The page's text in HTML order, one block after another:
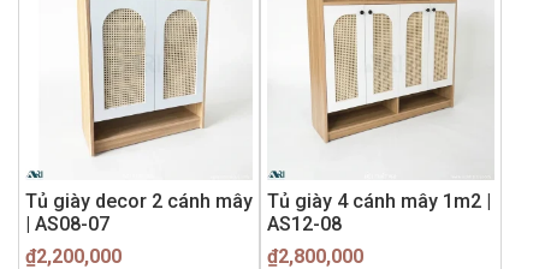
Tủ giày decor 2 cánh mây
| AS08-07
₫2,200,000
Tủ giày 4 cánh mây 1m2 |
AS12-08
₫2,800,000